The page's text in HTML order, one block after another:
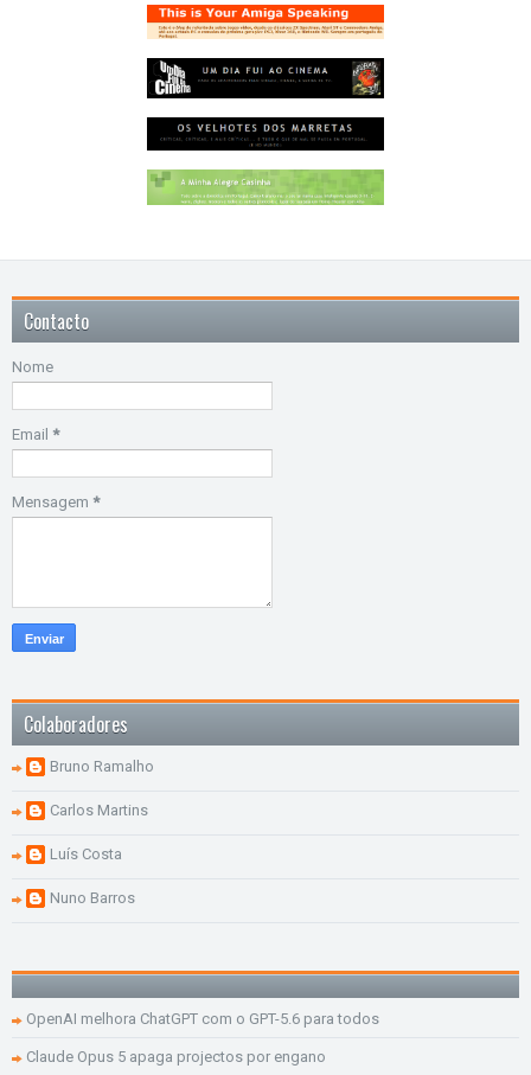
Contacto
Nome
Email *
Mensagem *
Colaboradores
Bruno Ramalho
Carlos Martins
Luís Costa
Nuno Barros
OpenAI melhora ChatGPT com o GPT-5.6 para todos
Claude Opus 5 apaga projectos por engano